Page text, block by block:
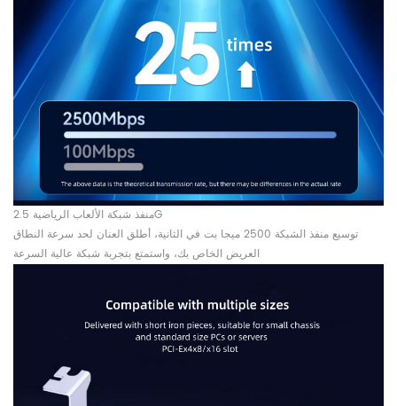
منفذ شبكة الألعاب الرياضية 2.5G
توسيع منفذ الشبكة 2500 ميجا بت في الثانية، أطلق العنان لحد سرعة النطاق
العريض الخاص بك، واستمتع بتجربة شبكة عالية السرعة